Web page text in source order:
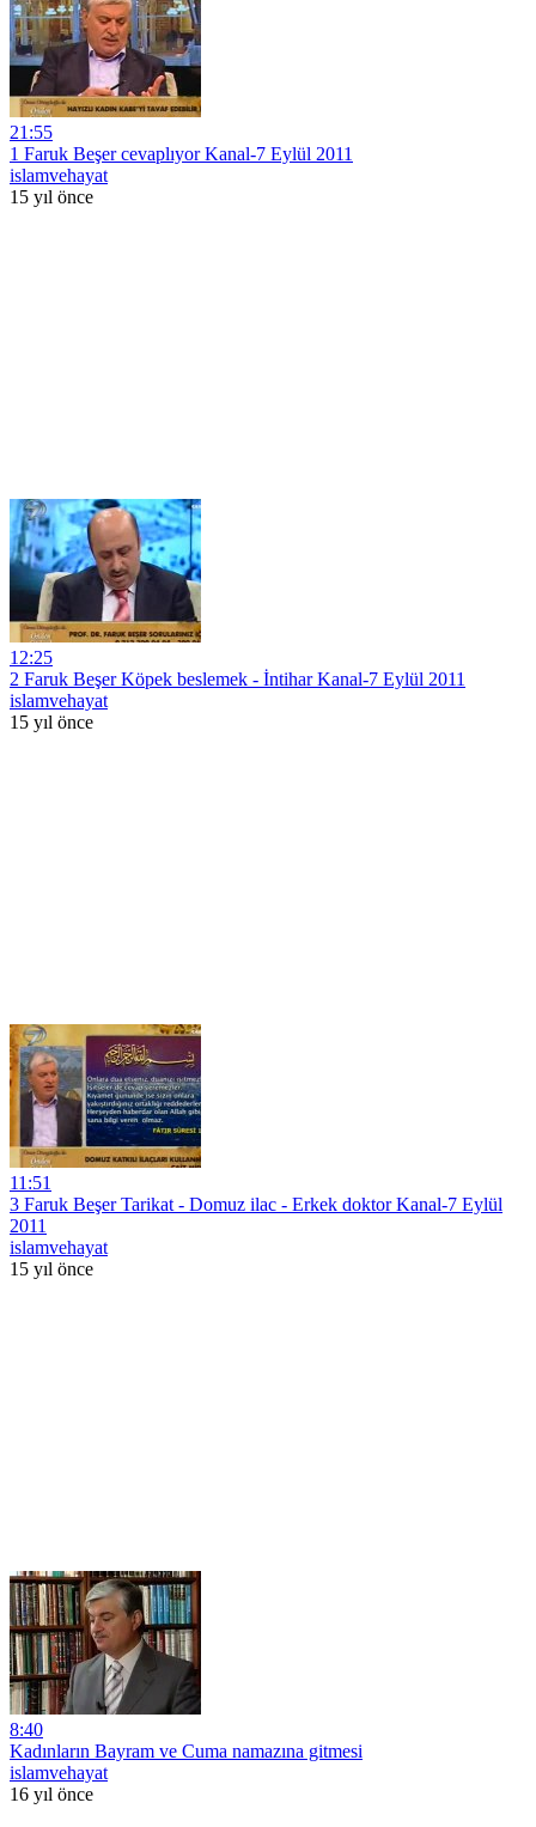
21:55
1 Faruk Beşer cevaplıyor Kanal-7 Eylül 2011
islamvehayat
15 yıl önce
12:25
2 Faruk Beşer Köpek beslemek - İntihar Kanal-7 Eylül 2011
islamvehayat
15 yıl önce
11:51
3 Faruk Beşer Tarikat - Domuz ilac - Erkek doktor Kanal-7 Eylül
2011
islamvehayat
15 yıl önce
8:40
Kadınların Bayram ve Cuma namazına gitmesi
islamvehayat
16 yıl önce